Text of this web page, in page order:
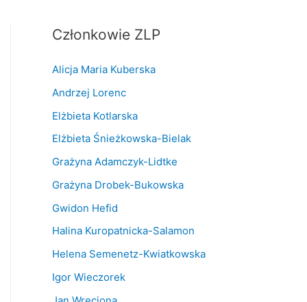
Członkowie ZLP
Alicja Maria Kuberska
Andrzej Lorenc
Elżbieta Kotlarska
Elżbieta Śnieżkowska-Bielak
Grażyna Adamczyk-Lidtke
Grażyna Drobek-Bukowska
Gwidon Hefid
Halina Kuropatnicka-Salamon
Helena Semenetz-Kwiatkowska
Igor Wieczorek